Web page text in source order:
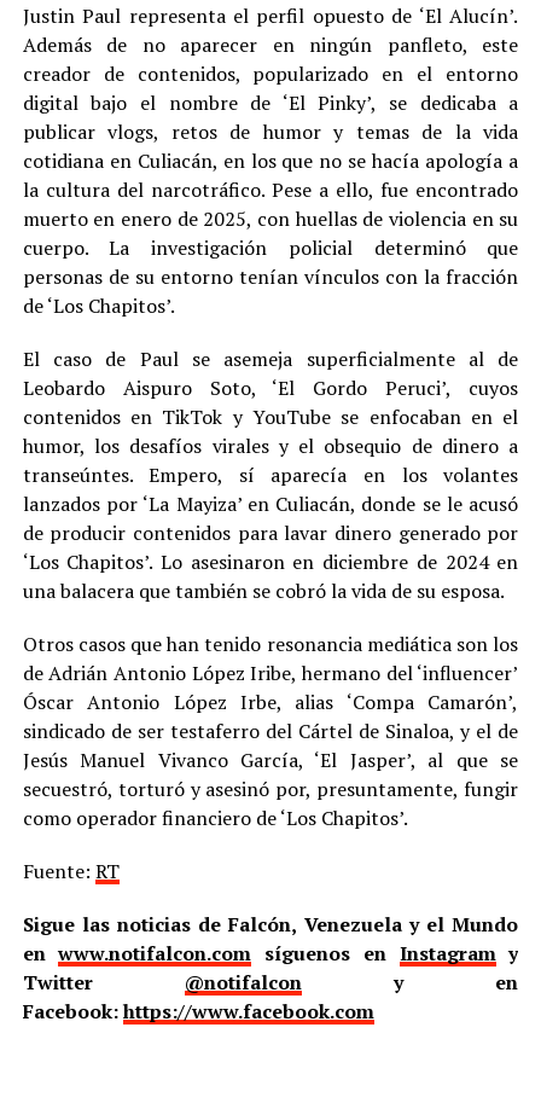
Justin Paul representa el perfil opuesto de ‘El Alucín’.
Además de no aparecer en ningún panfleto, este
creador de contenidos, popularizado en el entorno
digital bajo el nombre de ‘El Pinky’, se dedicaba a
publicar vlogs, retos de humor y temas de la vida
cotidiana en Culiacán, en los que no se hacía apología a
la cultura del narcotráfico. Pese a ello, fue encontrado
muerto en enero de 2025, con huellas de violencia en su
cuerpo. La investigación policial determinó que
personas de su entorno tenían vínculos con la fracción
de ‘Los Chapitos’.
El caso de Paul se asemeja superficialmente al de
Leobardo Aispuro Soto, ‘El Gordo Peruci’, cuyos
contenidos en TikTok y YouTube se enfocaban en el
humor, los desafíos virales y el obsequio de dinero a
transeúntes. Empero, sí aparecía en los volantes
lanzados por ‘La Mayiza’ en Culiacán, donde se le acusó
de producir contenidos para lavar dinero generado por
‘Los Chapitos’. Lo asesinaron en diciembre de 2024 en
una balacera que también se cobró la vida de su esposa.
Otros casos que han tenido resonancia mediática son los
de Adrián Antonio López Iribe, hermano del ‘influencer’
Óscar Antonio López Irbe, alias ‘Compa Camarón’,
sindicado de ser testaferro del Cártel de Sinaloa, y el de
Jesús Manuel Vivanco García, ‘El Jasper’, al que se
secuestró, torturó y asesinó por, presuntamente, fungir
como operador financiero de ‘Los Chapitos’.
Fuente: RT
Sigue las noticias de Falcón, Venezuela y el Mundo
enwww.notifalcon.com síguenos en Instagramy
Twitter @notifalcony en
Facebook:https://www.facebook.com